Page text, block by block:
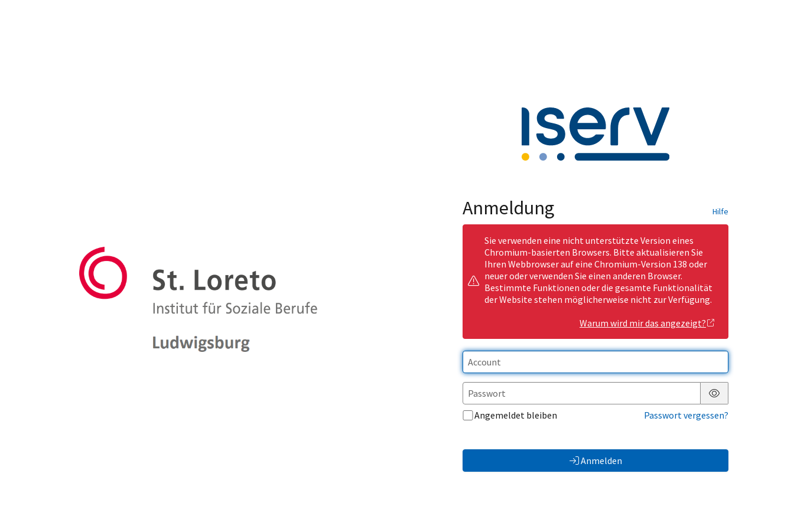
Anmeldung Hilfe
Sie verwenden eine nicht unterstützte Version eines
Chromium-basierten Browsers. Bitte aktualisieren Sie
Ihren Webbrowser auf eine Chromium-Version 138 oder
neuer oder verwenden Sie einen anderen Browser.
Bestimmte Funktionen oder die gesamte Funktionalität
der Website stehen möglicherweise nicht zur Verfügung.
Warum wird mir das angezeigt?
Passwort anzeigen
Angemeldet bleiben
Passwort vergessen?
Anmelden